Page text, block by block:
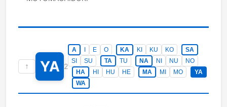
↑ YA 2
A E O KA KI KU KO
SA
SI
SU TA TU NA NI NU
NO
HA
HI HU HE MA MI MO
YA
WA